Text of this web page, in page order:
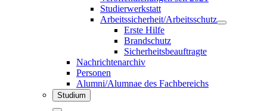
Studierwerkstatt
Arbeitssicherheit/Arbeitsschutz
Erste Hilfe
Brandschutz
Sicherheitsbeauftragte
Nachrichtenarchiv
Personen
Alumni/Alumnae des Fachbereichs
Studium